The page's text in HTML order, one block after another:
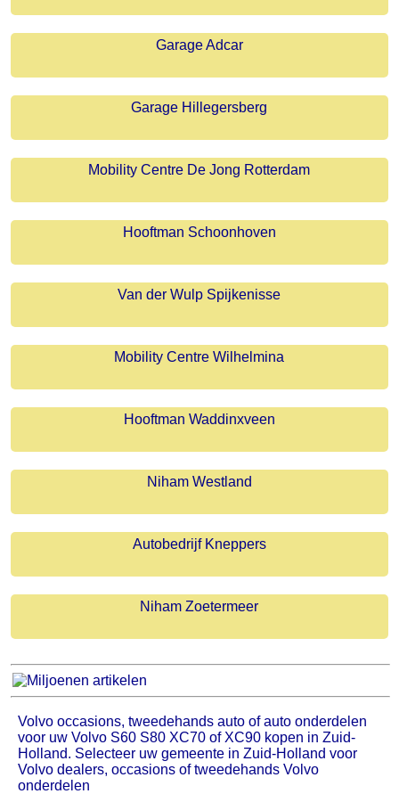
Garage Adcar
Garage Hillegersberg
Mobility Centre De Jong Rotterdam
Hooftman Schoonhoven
Van der Wulp Spijkenisse
Mobility Centre Wilhelmina
Hooftman Waddinxveen
Niham Westland
Autobedrijf Kneppers
Niham Zoetermeer
Volvo occasions, tweedehands auto of auto onderdelen
voor uw Volvo S60 S80 XC70 of XC90 kopen in Zuid-
Holland. Selecteer uw gemeente in Zuid-Holland voor
Volvo dealers, occasions of tweedehands Volvo
onderdelen